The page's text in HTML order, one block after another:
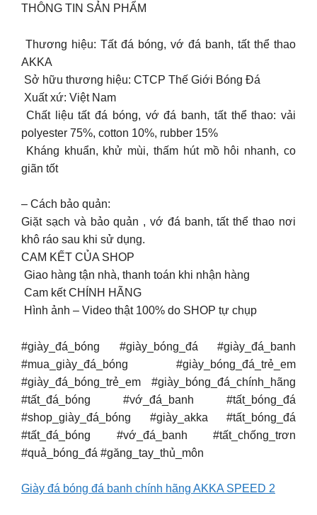
THÔNG TIN SẢN PHẨM
️ Thương hiệu: Tất đá bóng, vớ đá banh, tất thể thao
AKKA
️ Sở hữu thương hiệu: CTCP Thế Giới Bóng Đá
️ Xuất xứ: Việt Nam
️ Chất liệu tất đá bóng, vớ đá banh, tất thể thao: vải
polyester 75%, cotton 10%, rubber 15%
️ Kháng khuẩn, khử mùi, thấm hút mồ hôi nhanh, co
giãn tốt
– Cách bảo quản:
Giặt sạch và bảo quản , vớ đá banh, tất thể thao nơi
khô ráo sau khi sử dụng.
CAM KẾT CỦA SHOP
️ Giao hàng tận nhà, thanh toán khi nhận hàng
️ Cam kết CHÍNH HÃNG
️ Hình ảnh – Video thật 100% do SHOP tự chụp
#giày_đá_bóng #giày_bóng_đá #giày_đá_banh
#mua_giày_đá_bóng #giày_bóng_đá_trẻ_em
#giày_đá_bóng_trẻ_em #giày_bóng_đá_chính_hãng
#tất_đá_bóng #vớ_đá_banh #tất_bóng_đá
#shop_giày_đá_bóng #giày_akka #tất_bóng_đá
#tất_đá_bóng #vớ_đá_banh #tất_chống_trơn
#quả_bóng_đá #găng_tay_thủ_môn
Giày đá bóng đá banh chính hãng AKKA SPEED 2